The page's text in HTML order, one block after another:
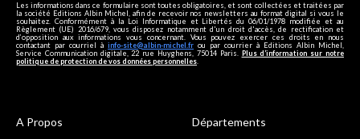
Les informations dans ce formulaire sont toutes obligatoires, et sont collectées et traitées par
la société Editions Albin Michel, afin de recevoir nos newsletters au format digital si vous le
souhaitez. Conformément à la Loi Informatique et Libertés du 06/01/1978 modifiée et au
Règlement (UE) 2016/679, vous disposez notamment d'un droit d'accès, de rectification et
d’opposition aux informations vous concernant. Vous pouvez exercer ces droits en nous
contactant par courriel à info-site@albin-michel.fr ou par courrier à Editions Albin Michel,
Service Communication digitale, 22 rue Huyghens, 75014 Paris. Plus d’information sur notre
politique de protection de vos données personnelles
A Propos Départements